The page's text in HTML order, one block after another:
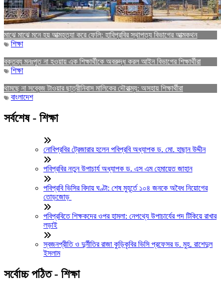
মাঝে মাঝে মনে হয় আত্মহত্যা করে ফেলি: হাবিপ্রবির স্থাপত্য বিভাগের আত্মকথন
শিক্ষা
বক্তব্য মনঃপুত না হওয়ায় এক শিক্ষার্থীকে অবরুদ্ধ করল আইন বিভাগের শিক্ষার্থীরা
শিক্ষা
থামছে না সব্বেজ টাওয়ার ছাত্রীনিবাস মালিকের দৌরাত্ম্য: অসহায় শিক্ষার্থীরা
বাংলাদেশ
সর্বশেষ - শিক্ষা
নোবিপ্রবির ট্রেজারার হলেন পবিপ্রবি অধ্যাপক ড. মো. হাছান উদ্দীন
পবিপ্রবির নতুন উপাচার্য অধ্যাপক ড. এস এম হেমায়েত জাহান
পবিপ্রবি ভিসির বিদায় ঘণ্টা: শেষ মুহূর্তে ১০৪ জনকে অবৈধ নিয়োগের
তোড়জোড়
পবিপ্রবিতে শিক্ষকদের ওপর হামলা: নেপথ্যে উপাচার্যের পদ টিকিয়ে রাখার
লড়াই
স্বজনপ্রীতি ও দুর্নীতির রাজা কুড়িকৃবির ভিসি প্রফেসর ড. মুহ. রাশেদুল
ইসলাম
সর্বোচ্চ পঠিত - শিক্ষা